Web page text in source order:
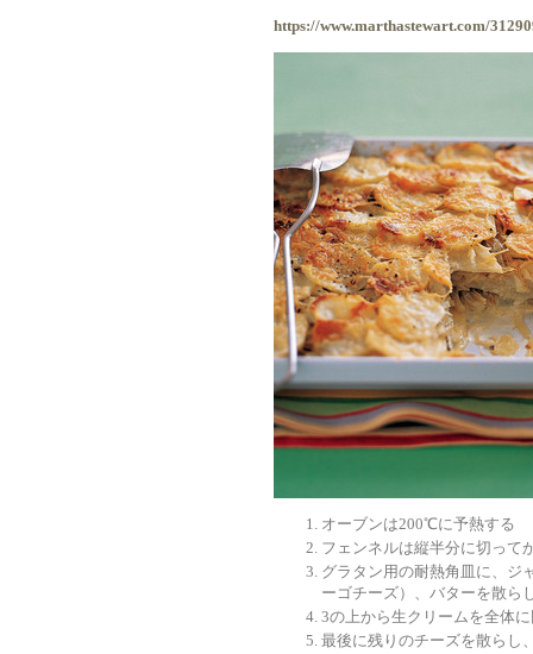
https://www.marthastewart.com/
オーブンは200℃に予熱する
フェンネルは縦半分に切って
グラタン用の耐熱角皿に、ジ
ーゴチーズ）、バターを散ら
3の上から生クリームを全体
最後に残りのチーズを散らし